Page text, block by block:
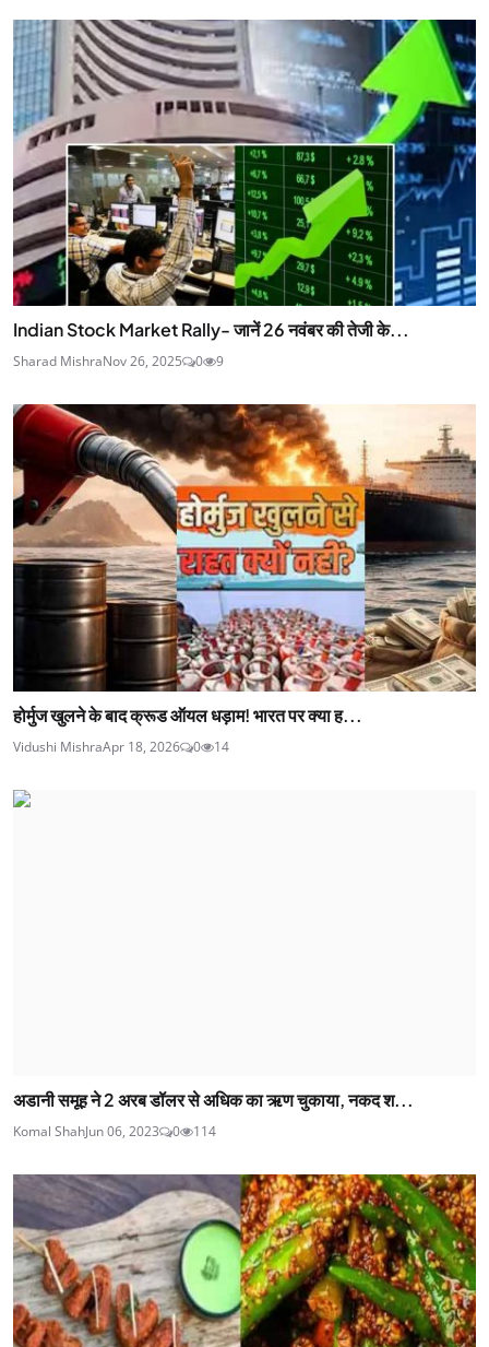
Indian Stock Market Rally- जानें 26 नवंबर की तेजी के...
Sharad MishraNov 26, 2025 0 9
होर्मुज खुलने के बाद क्रूड ऑयल धड़ाम! भारत पर क्या ह...
Vidushi MishraApr 18, 2026 0 14
अडानी समूह ने 2 अरब डॉलर से अधिक का ऋण चुकाया, नकद श...
Komal ShahJun 06, 2023 0 114